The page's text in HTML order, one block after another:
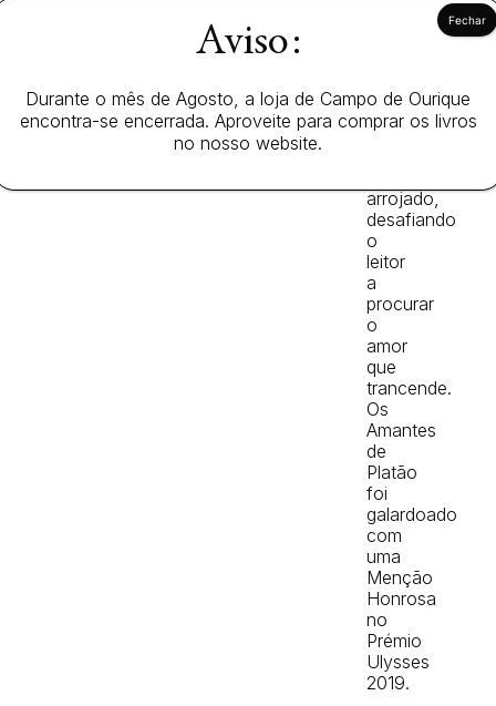
molda
ao
coração,
arrojado,
desafiando
o
leitor
a
procurar
o
amor
que
trancende.
Os
Amantes
de
Platão
foi
galardoado
com
uma
Menção
Honrosa
no
Prémio
Ulysses
2019.
Aviso:
Durante o mês de Agosto, a loja de Campo de Ourique
encontra-se encerrada. Aproveite para comprar os livros
no nosso website.